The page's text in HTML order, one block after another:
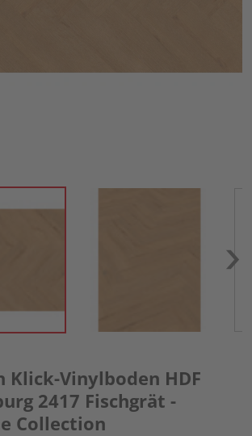
Klick-Vinylboden HDF
2417 Fischgrät -
Collection